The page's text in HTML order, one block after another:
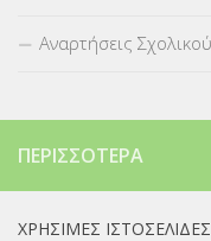
Αναρτήσεις
ΠΕΡΙΣΣΌΤΕΡΑ
ΧΡΉΣΙΜΕΣ ΙΣΤΟΣΕΛΊΔΕΣ